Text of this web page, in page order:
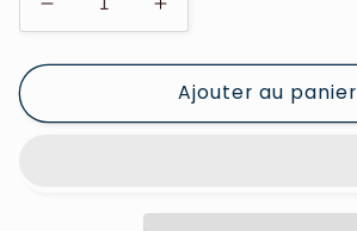
Réduire
la
quantité
Gris
Augmenter
la
quantité
de
Gris
Ajouter au panier